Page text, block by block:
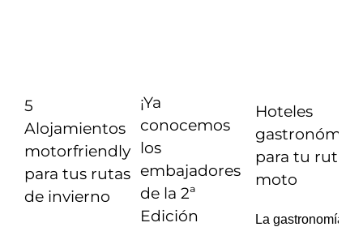
5
Alojamientos
motorfriendly
para tus rutas
de invierno
¡Ya
conocemos
los
embajadores
de la 2ª
Edición
Hoteles
para tu ruta
moto
La gastronomía es